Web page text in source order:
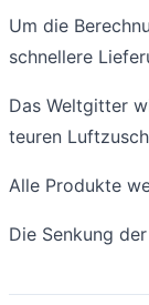
Um die
schnellere
Das Weltgitter
teuren
Alle Produkte
Die Senkung